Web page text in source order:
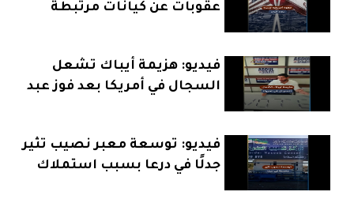
عقوبات عن كيانات مرتبطة
فيديو: هزيمة أيباك تشعل
السجال في أمريكا بعد فوز عبد
فيديو: توسعة معبر نصيب تثير
جدلًا في درعا بسبب استملاك